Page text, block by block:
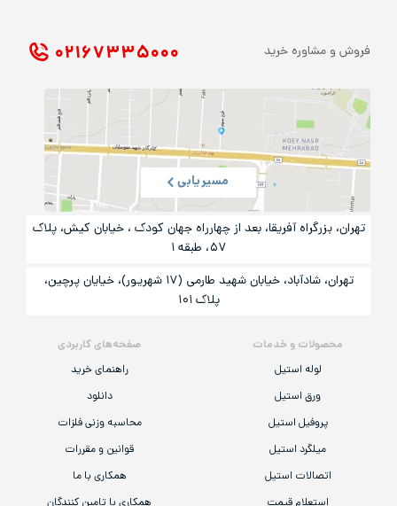
محصولات و خدمات
لوله استیل
ورق استیل
پروفیل استیل
میلگرد استیل
اتصالات استیل
صفحه‌های کاربردی
راهنمای خرید
دانلود
محاسبه وزنی فلزات
قوانین و مقررات
همکاری با ما
فروش و مشاوره خرید ۰۲۱ ۶۷۳۳۵۰۰۰
مسیریابی
تهران، بزرگراه آفریقا، بعد از چهارراه جهان کودک ، خیابان کیش، پلاک
۵۷، طبقه ۱
تهران، شادآباد، خیابان شهید طارمی (۱۷ شهریور)، خیایان پرچین،
پلاک ۱۰۱